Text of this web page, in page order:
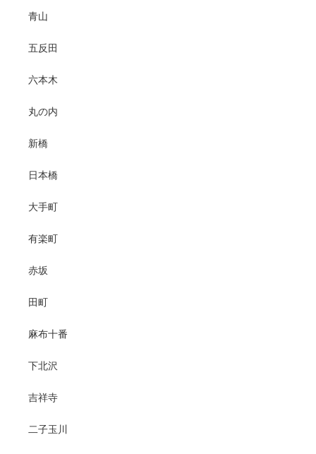
青山
五反田
六本木
丸の内
新橋
日本橋
大手町
有楽町
赤坂
田町
麻布十番
下北沢
吉祥寺
二子玉川